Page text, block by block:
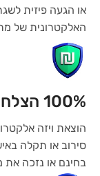
האלקטרונית של
100% הצלחה או החזר כספי מלא
סירוב או תקלה
בחינם או נזכה את